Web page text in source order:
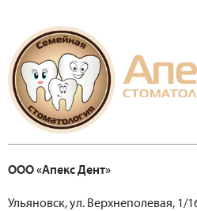
ООО «Апекс Дент»
Ульяновск, ул. Верхнеполевая, 1/